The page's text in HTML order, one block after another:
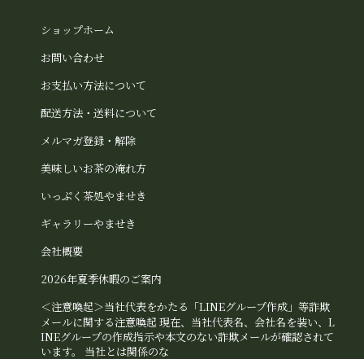
ショップホーム
お問い合わせ
お支払い方法について
配送方法・送料について
メルマガ登録・解除
美味しいお茶の淹れ方
いっぷく茶処やませき
ギャラリーやませき
会社概要
2026年夏季休暇のご案内
＜注意喚起＞当社代表をかたる「LINEグループ作成」等詐欺
メールに関する注意喚起 現在、当社代表名、会社名を装い、L
INEグループの作成指示や本文のない詐欺メールが確認されて
います。 当社とは関係のな